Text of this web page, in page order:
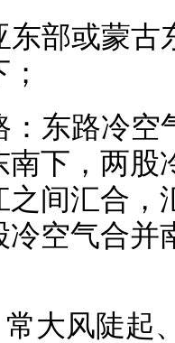
东部或蒙
：东路冷
南下，两股
之间汇合，
冷空气合并
大风陡起